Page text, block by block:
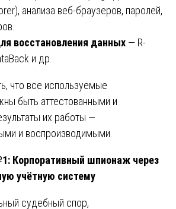
анализа веб-браузеров, паролей,
восстановления данных — R-
и др..
что все используемые
быть аттестованными и
их работы —
и воспроизводимыми.
Корпоративный шпионаж через
учётную систему
судебный спор,